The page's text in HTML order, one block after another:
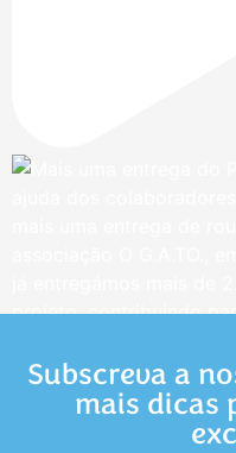
Dicas da BLUE 💙
Subscreva a
mais dicas